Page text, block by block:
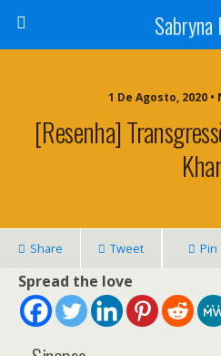
Sabryna
1 De Agosto, 2020
[Resenha]
Share Tweet Pin
Spread the love